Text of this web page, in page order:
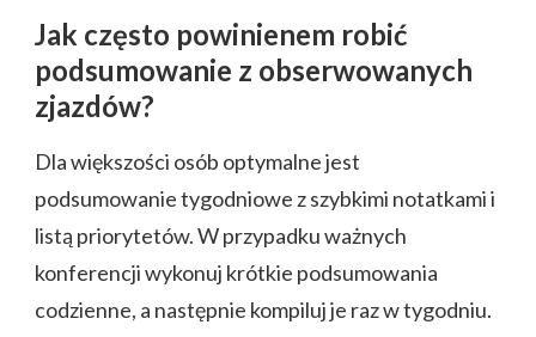
Jak często powinienem robić
podsumowanie z obserwowanych
zjazdów?
Dla większości osób optymalne jest
podsumowanie tygodniowe z szybkimi notatkami i
listą priorytetów. W przypadku ważnych
konferencji wykonuj krótkie podsumowania
codzienne, a następnie kompiluj je raz w tygodniu.